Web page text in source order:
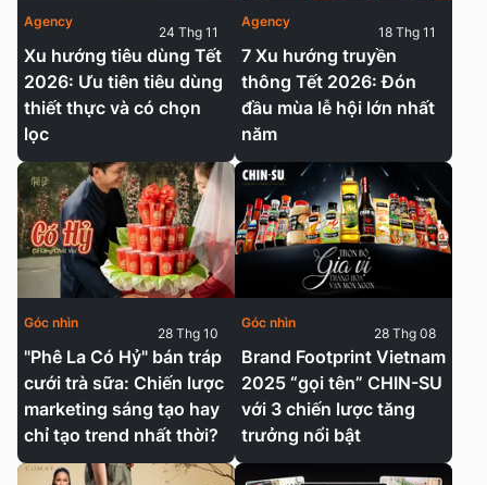
Xu hướng tiêu dùng Tết
2026: Ưu tiên tiêu dùng
thiết thực và có chọn
lọc
Agency
24 Thg 11
7 Xu hướng truyền
thông Tết 2026: Đón
đầu mùa lễ hội lớn nhất
năm
Agency
18 Thg 11
"Phê La Có Hỷ" bán tráp
cưới trà sữa: Chiến lược
marketing sáng tạo hay
chỉ tạo trend nhất thời?
Góc nhìn
28 Thg 10
Brand Footprint Vietnam
2025 “gọi tên” CHIN-SU
với 3 chiến lược tăng
trưởng nổi bật
Góc nhìn
28 Thg 08